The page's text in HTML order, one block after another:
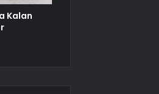
Kalan